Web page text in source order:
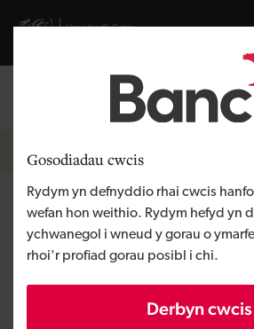
Gosodiadau cwcis
Rydym yn defnyddio rhai cwcis
wefan hon weithio. Rydym hefyd yn
ychwanegol i wneud y gorau o
rhoi'r profiad gorau posibl i chi.
Derbyn cwcis
Visit gov.wales website
Breadcrumb
Hafan
MKR Property
Rhanbarth De Cymru
Eiddo datblygu